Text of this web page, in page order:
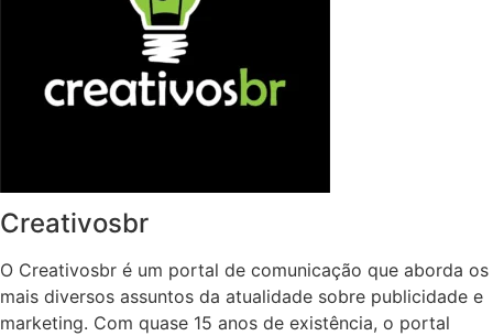
Creativosbr
O Creativosbr é um portal de comunicação que aborda os
mais diversos assuntos da atualidade sobre publicidade e
marketing. Com quase 15 anos de existência, o portal